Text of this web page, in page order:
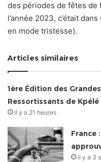
des périodes de fêtes de
l’année 2023, c’était
en mode tristesse).
Articles similaires
1ère Édition des
Ressortissants de
il y a 21 heures
France
il y a 3